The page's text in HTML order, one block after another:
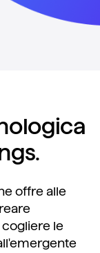
offre alle
cogliere le